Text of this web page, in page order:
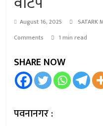
August 16, 2025 SATARK
Comments
1 min read
SHARE NOW
पवनानगर :